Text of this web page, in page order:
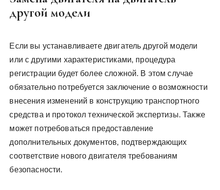
другой модели
Если вы устанавливаете двигатель другой модели
или с другими характеристиками‚ процедура
регистрации будет более сложной. В этом случае
обязательно потребуется заключение о возможности
внесения изменений в конструкцию транспортного
средства и протокол технической экспертизы. Также
может потребоваться предоставление
дополнительных документов‚ подтверждающих
соответствие нового двигателя требованиям
безопасности.